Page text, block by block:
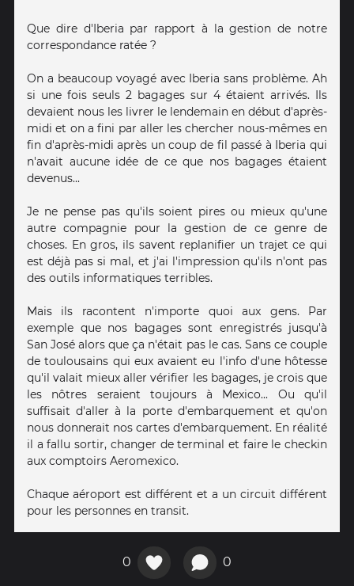
Que dire d'Iberia par rapport à la gestion de notre
correspondance ratée ?
On a beaucoup voyagé avec Iberia sans problème. Ah
si une fois seuls 2 bagages sur 4 étaient arrivés. Ils
devaient nous les livrer le lendemain en début d'après-
midi et on a fini par aller les chercher nous-mêmes en
fin d'après-midi après un coup de fil passé à Iberia qui
n'avait aucune idée de ce que nos bagages étaient
devenus...
Je ne pense pas qu'ils soient pires ou mieux qu'une
autre compagnie pour la gestion de ce genre de
choses. En gros, ils savent replanifier un trajet ce qui
est déjà pas si mal, et j'ai l'impression qu'ils n'ont pas
des outils informatiques terribles.
Mais ils racontent n'importe quoi aux gens. Par
exemple que nos bagages sont enregistrés jusqu'à
San José alors que ça n'était pas le cas. Sans ce couple
de toulousains qui eux avaient eu l'info d'une hôtesse
qu'il valait mieux aller vérifier les bagages, je crois que
les nôtres seraient toujours à Mexico... Ou qu'il
suffisait d'aller à la porte d'embarquement et qu'on
nous donnerait nos cartes d'embarquement. En réalité
il a fallu sortir, changer de terminal et faire le checkin
aux comptoirs Aeromexico.
Chaque aéroport est différent et a un circuit différent
pour les personnes en transit.
0 0